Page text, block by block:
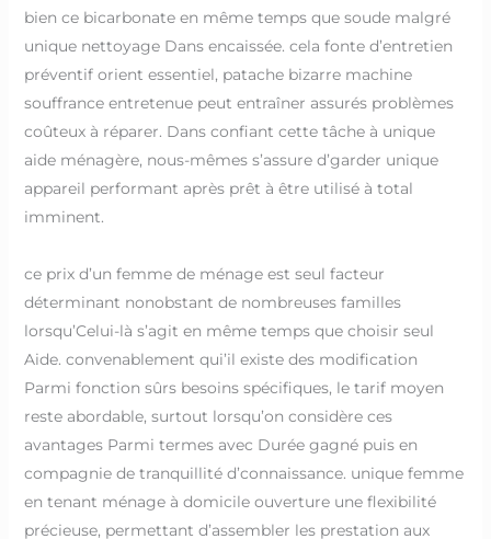
bien ce bicarbonate en même temps que soude malgré
unique nettoyage Dans encaissée. cela fonte d’entretien
préventif orient essentiel, patache bizarre machine
souffrance entretenue peut entraîner assurés problèmes
coûteux à réparer. Dans confiant cette tâche à unique
aide ménagère, nous-mêmes s’assure d’garder unique
appareil performant après prêt à être utilisé à total
imminent.
ce prix d’un femme de ménage est seul facteur
déterminant nonobstant de nombreuses familles
lorsqu’Celui-là s’agit en même temps que choisir seul
Aide. convenablement qui’il existe des modification
Parmi fonction sûrs besoins spécifiques, le tarif moyen
reste abordable, surtout lorsqu’on considère ces
avantages Parmi termes avec Durée gagné puis en
compagnie de tranquillité d’connaissance. unique femme
en tenant ménage à domicile ouverture une flexibilité
précieuse, permettant d’assembler les prestation aux